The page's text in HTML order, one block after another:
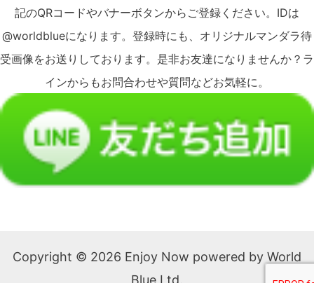
記のQRコードやバナーボタンからご登録ください。IDは
@worldblueになります。登録時にも、オリジナルマンダラ待
受画像をお送りしております。是非お友達になりませんか？ラ
インからもお問合わせや質問などお気軽に。
Copyright © 2026 Enjoy Now powered by World
Blue Ltd.